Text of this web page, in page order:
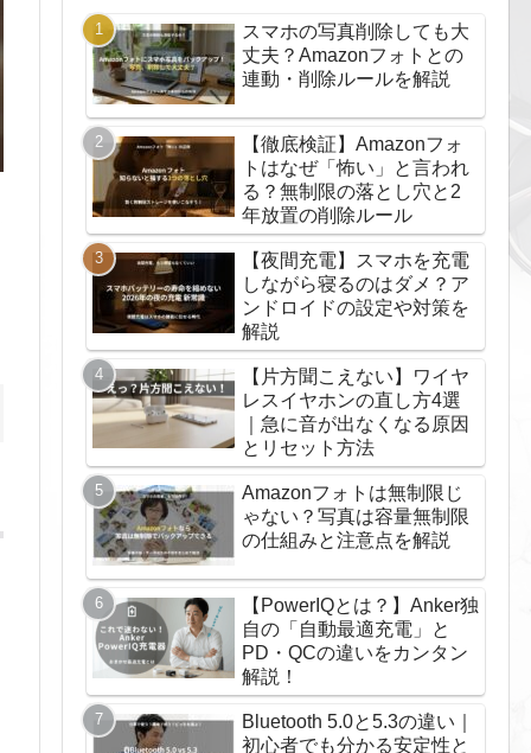
スマホの写真削除しても大
丈夫？Amazonフォトとの
連動・削除ルールを解説
【徹底検証】Amazonフォ
トはなぜ「怖い」と言われ
る？無制限の落とし穴と2
年放置の削除ルール
【夜間充電】スマホを充電
しながら寝るのはダメ？ア
ンドロイドの設定や対策を
解説
【片方聞こえない】ワイヤ
レスイヤホンの直し方4選
｜急に音が出なくなる原因
とリセット方法
Amazonフォトは無制限じ
ゃない？写真は容量無制限
の仕組みと注意点を解説
【PowerIQとは？】Anker独
自の「自動最適充電」と
PD・QCの違いをカンタン
解説！
Bluetooth 5.0と5.3の違い｜
初心者でも分かる安定性と